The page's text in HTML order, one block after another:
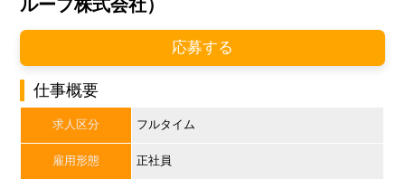
ループ株式会社）
応募する
仕事概要
求人区分 フルタイム
雇用形態 正社員